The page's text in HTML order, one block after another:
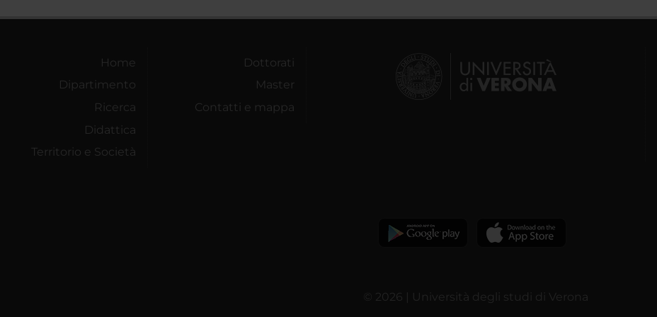
Home
Dipartimento
Ricerca
Didattica
Territorio e Società
Dottorati
Master
Contatti e mappa
© 2026 | Università degli studi di Verona